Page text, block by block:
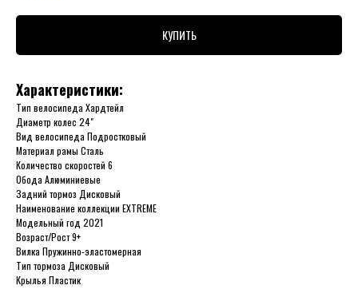
КУПИТЬ
Характеристики:
Тип велосипеда Хардтейл
Диаметр колес 24"
Вид велосипеда Подростковый
Материал рамы Сталь
Количество скоростей 6
Обода Алюминиевые
Задний тормоз Дисковый
Наименование коллекции EXTREME
Модельный год 2021
Возраст/Рост 9+
Вилка Пружинно-эластомерная
Тип тормоза Дисковый
Крылья Пластик